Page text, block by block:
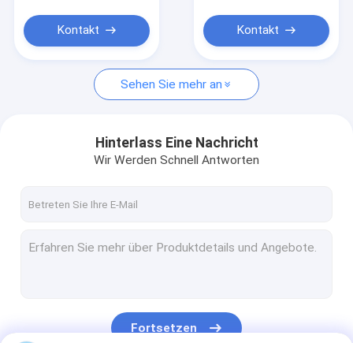
Schirm für den Außenbereich
Ausrüstung für die Pergola
Kits für Rollblinde
Kontakt Kontakt
Sehen Sie mehr an
Hinterlass Eine Nachricht
Wir Werden Schnell Antworten
Fortsetzen